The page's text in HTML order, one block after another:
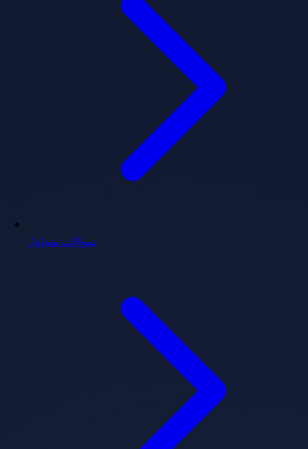
سوالات متداول